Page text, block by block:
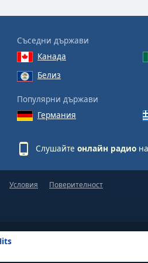
Съседни държави
Канада
Белиз
Популярни държави
Германия
Слушайте онлайн радио
Условия Поверителност